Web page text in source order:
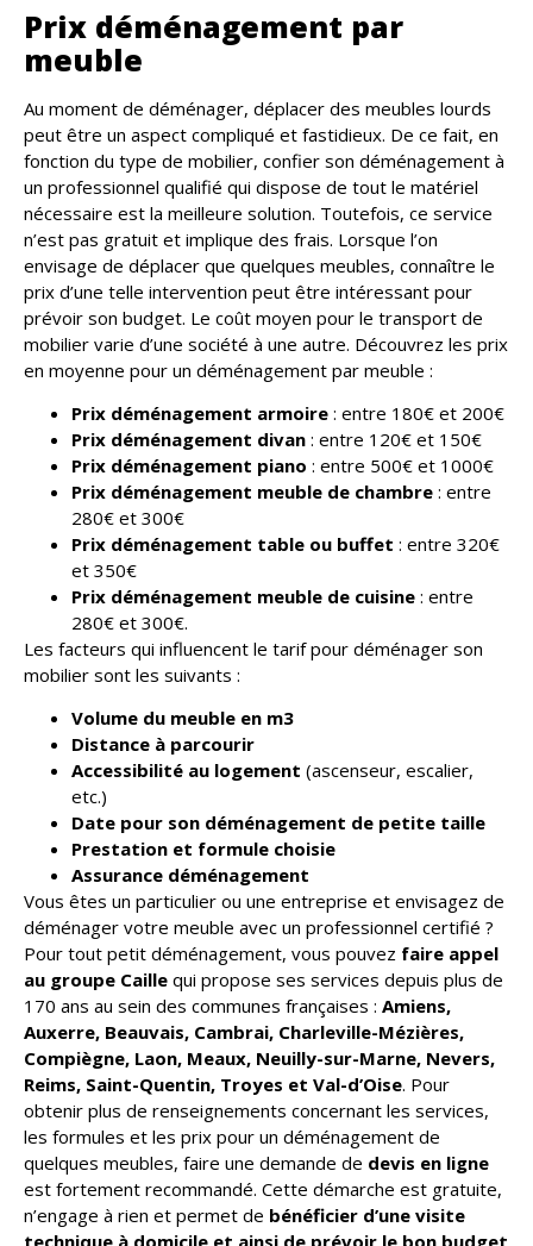
Prix déménagement par
meuble
Au moment de déménager, déplacer des meubles lourds
peut être un aspect compliqué et fastidieux. De ce fait, en
fonction du type de mobilier, confier son déménagement à
un professionnel qualifié qui dispose de tout le matériel
nécessaire est la meilleure solution. Toutefois, ce service
n’est pas gratuit et implique des frais. Lorsque l’on
envisage de déplacer que quelques meubles, connaître le
prix d’une telle intervention peut être intéressant pour
prévoir son budget. Le coût moyen pour le transport de
mobilier varie d’une société à une autre. Découvrez les prix
en moyenne pour un déménagement par meuble :
Prix déménagement armoire : entre 180€ et 200€
Prix déménagement divan : entre 120€ et 150€
Prix déménagement piano : entre 500€ et 1000€
Prix déménagement meuble de chambre : entre
280€ et 300€
Prix déménagement table ou buffet : entre 320€
et 350€
Prix déménagement meuble de cuisine : entre
280€ et 300€.
Les facteurs qui influencent le tarif pour déménager son
mobilier sont les suivants :
Volume du meuble en m3
Distance à parcourir
Accessibilité au logement (ascenseur, escalier,
etc.)
Date pour son déménagement de petite taille
Prestation et formule choisie
Assurance déménagement
Vous êtes un particulier ou une entreprise et envisagez de
déménager votre meuble avec un professionnel certifié ?
Pour tout petit déménagement, vous pouvez faire appel
au groupe Caille qui propose ses services depuis plus de
170 ans au sein des communes françaises : Amiens,
Auxerre, Beauvais, Cambrai, Charleville-Mézières,
Compiègne, Laon, Meaux, Neuilly-sur-Marne, Nevers,
Reims, Saint-Quentin, Troyes et Val-d’Oise. Pour
obtenir plus de renseignements concernant les services,
les formules et les prix pour un déménagement de
quelques meubles, faire une demande de devis en ligne
est fortement recommandé. Cette démarche est gratuite,
n’engage à rien et permet de bénéficier d’une visite